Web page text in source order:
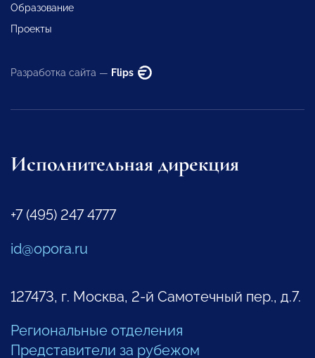
Образование
Проекты
Разработка сайта — Flips
Исполнительная дирекция
+7 (495) 247 4777
id@opora.ru
127473, г. Москва, 2-й Самотечный пер., д.7.
Региональные отделения
Представители за рубежом